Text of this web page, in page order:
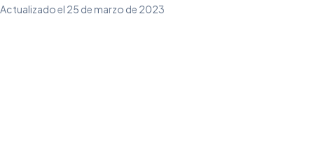
Actualizado el 25 de marzo de 2023